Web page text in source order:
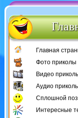
Главная
Фото приколы
Видео
Аудио
Сплошной
Интересные